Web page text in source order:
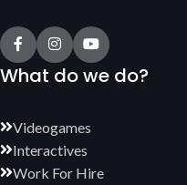
What do we do?
Videogames
Interactives
Work For Hire